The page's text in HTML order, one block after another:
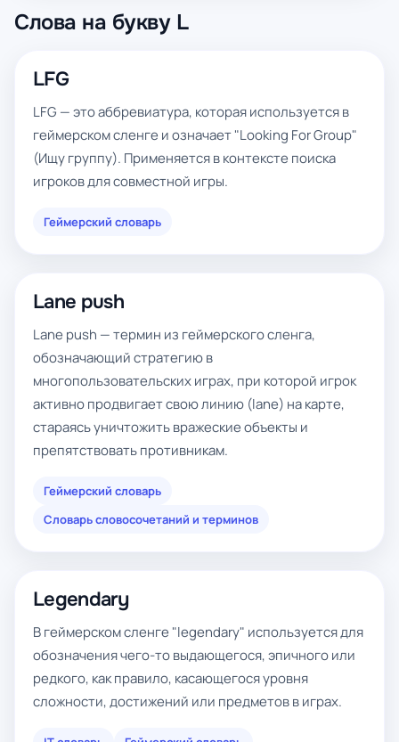
Слова на букву L
LFG
LFG — это аббревиатура, которая используется в
геймерском сленге и означает "Looking For Group"
(Ищу группу). Применяется в контексте поиска
игроков для совместной игры.
Геймерский словарь
Lane push
Lane push — термин из геймерского сленга,
обозначающий стратегию в
многопользовательских играх, при которой игрок
активно продвигает свою линию (lane) на карте,
стараясь уничтожить вражеские объекты и
препятствовать противникам.
Геймерский словарь
Словарь словосочетаний и терминов
Legendary
В геймерском сленге "legendary" используется для
обозначения чего-то выдающегося, эпичного или
редкого, как правило, касающегося уровня
сложности, достижений или предметов в играх.